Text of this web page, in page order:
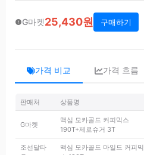
G마켓25,430원 구매하기
가격 비교 가격 흐름
판매처 상품명
G마켓
맥심 모카골드 커피믹스
190T+제로슈거 3T
조선달타
맥심 모카골드 마일드 커피믹